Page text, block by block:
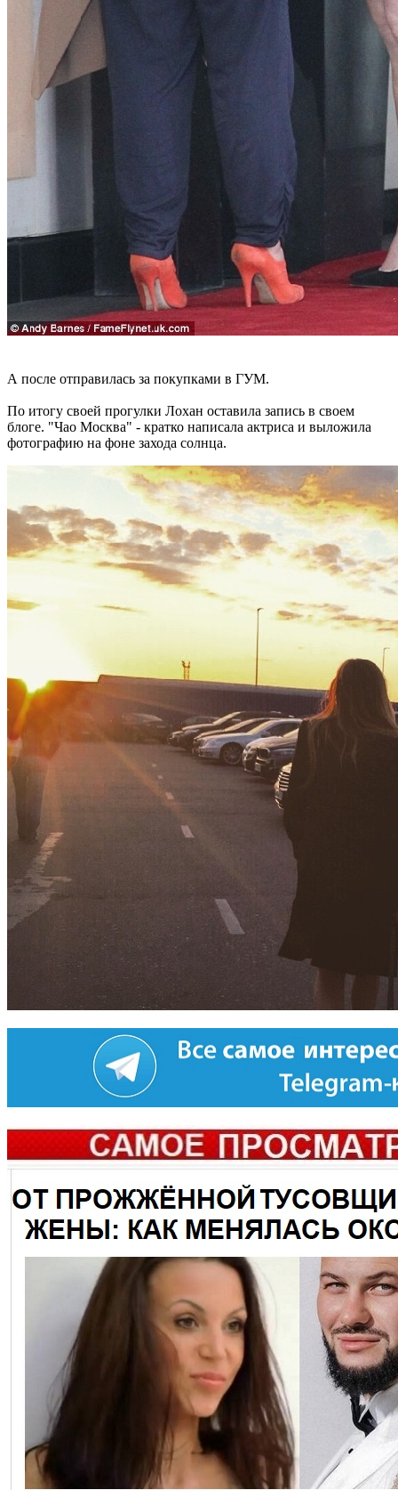
А после отправилась за покупками в ГУМ.
По итогу своей прогулки Лохан оставила запись в своем
блоге. "Чао Москва" - кратко написала актриса и выложила
фотографию на фоне захода солнца.